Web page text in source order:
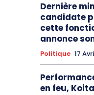
Dernière
candidate
cette
annonce
Politique 17
en feu,